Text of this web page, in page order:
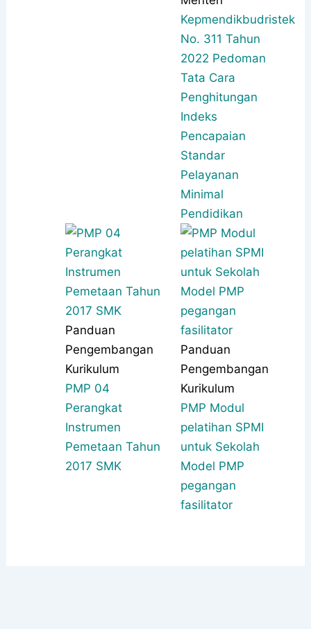
Kepmendikbudristek
No. 311 Tahun
2022 Pedoman
Tata Cara
Penghitungan
Indeks
Pencapaian
Standar
Pelayanan
Minimal
Pendidikan
Panduan
Pengembangan
Kurikulum
PMP 04
Perangkat
Instrumen
Pemetaan Tahun
2017 SMK
Panduan
Pengembangan
Kurikulum
PMP Modul
pelatihan SPMI
untuk Sekolah
Model PMP
pegangan
fasilitator